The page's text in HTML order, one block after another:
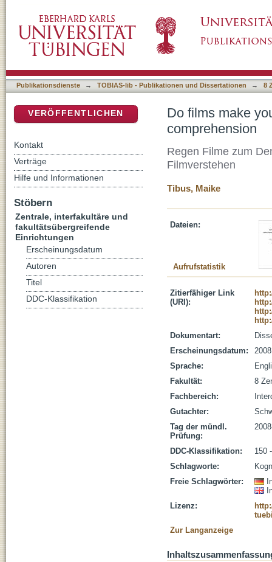
Publikationsdienste → TOBIAS-lib - Publikationen und Dissertationen → 8
Do films make
comprehension
Regen Filme zum
Filmverstehen
Tibus, Maike
Dateien:
Aufrufstatistik
Zitierfähiger Link
(URI):
Dokumentart:
Erscheinungsdatum:
2008
Sprache:
Fakultät:
8
Fachbereich:
Gutachter:
Tag der mündl.
Prüfung:
DDC-Klassifikation:
150
Schlagworte:
Freie Schlagwörter:
Lizenz:
Zur Langanzeige
VERÖFFENTLICHEN
Kontakt
Verträge
Hilfe und Informationen
Stöbern
Zentrale, interfakultäre und
fakultätsübergreifende
Einrichtungen
Erscheinungsdatum
Autoren
Titel
DDC-Klassifikation